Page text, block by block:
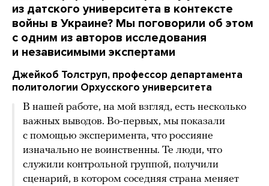
из датского университета в контексте
войны в Украине? Мы поговорили об этом
с одним из авторов исследования
и независимыми экспертами
Джейкоб Толструп, профессор департамента
политологии Орхусского университета
В нашей работе, на мой взгляд, есть несколько
важных выводов. Во-первых, мы показали
с помощью эксперимента, что россияне
изначально не воинственны. Те люди, что
служили контрольной группой, получили
сценарий, в котором соседняя страна меняет